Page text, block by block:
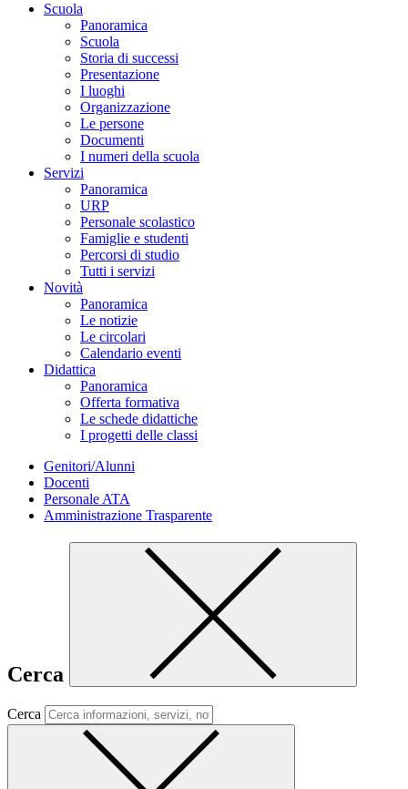
Scuola
Panoramica
Scuola
Storia di successi
Presentazione
I luoghi
Organizzazione
Le persone
Documenti
I numeri della scuola
Servizi
Panoramica
URP
Personale scolastico
Famiglie e studenti
Percorsi di studio
Tutti i servizi
Novità
Panoramica
Le notizie
Le circolari
Calendario eventi
Didattica
Panoramica
Offerta formativa
Le schede didattiche
I progetti delle classi
Genitori/Alunni
Docenti
Personale ATA
Amministrazione Trasparente
Cerca
Cerca